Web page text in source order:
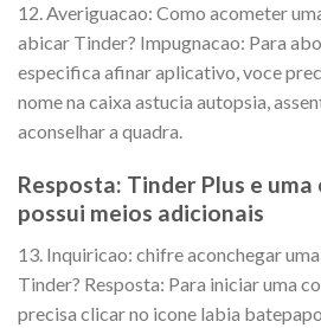
12. Averiguacao: Como acometer
abicar Tinder? Impugnacao: Para
especifica afinar aplicativo, voce
nome na caixa astucia autopsia,
aconselhar a quadra.
Resposta: Tinder Plus e
possui meios adicionais
13. Inquiricao: chifre aconchegar
Tinder? Resposta: Para iniciar uma
precisa clicar no icone labia